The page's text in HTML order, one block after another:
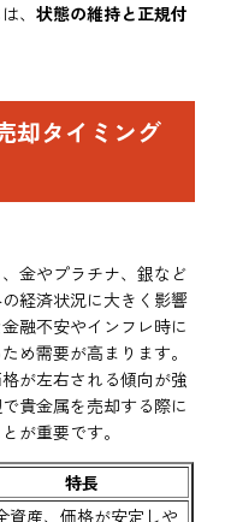
、状態の維持と正規付
却タイミング
金やプラチナ、銀など
経済状況に大きく影響
融不安やインフレ時に
め需要が高まります。
が左右される傾向が強
貴金属を売却する際に
が重要です。
特長
資産、価格が安定しや